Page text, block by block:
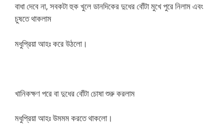
বাধা দেবে না, সবকটা হুক খুলে ডানদিকের দুধের বোঁটা মুখে পুরে নিলাম এবং
চুষতে থাকলাম
মধুপ্রিয়া আহঃ করে উঠলো।
খানিকক্ষণ পরে বা দুধের বোঁটা চোষা শুরু করলাম
মধুপ্রিয়া আহঃ উমমম করতে থাকলো।